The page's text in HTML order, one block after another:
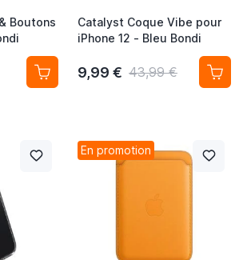
Boutons
Catalyst Coque Vibe pour
iPhone 12 - Bleu Bondi
9,99 € 43,99 €
En promotion